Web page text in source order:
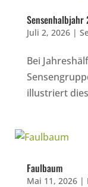
Sensenhalbjahr
Juli 2, 2026|
Bei
illustriert
Faulbaum
Mai 11, 2026|